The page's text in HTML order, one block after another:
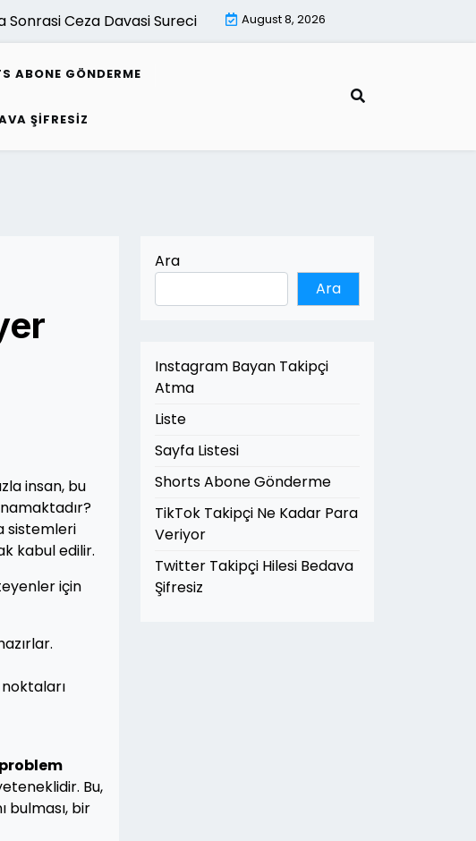
Ceza Davasi Sureci | İsletmeler İcin Dijital Donusum
August 8, 2026
ABONE GÖNDERME
ŞIFRESIZ
insan, bu
sistemleri
kabul edilir.
için
problem
Bu,
bulması, bir
Ara
Ara
Instagram Bayan Takipçi
Atma
Liste
Sayfa Listesi
Shorts Abone Gönderme
TikTok Takipçi Ne Kadar Para
Veriyor
Twitter Takipçi Hilesi Bedava
Şifresiz